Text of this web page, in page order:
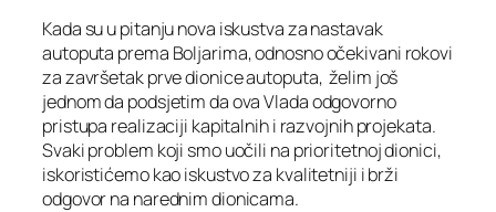
Kada su u pitanju nova iskustva za nastavak
autoputa prema Boljarima, odnosno očekivani rokovi
za završetak prve dionice autoputa, želim još
jednom da podsjetim da ova Vlada odgovorno
pristupa realizaciji kapitalnih i razvojnih projekata.
Svaki problem koji smo uočili na prioritetnoj dionici,
iskoristićemo kao iskustvo za kvalitetniji i brži
odgovor na narednim dionicama.